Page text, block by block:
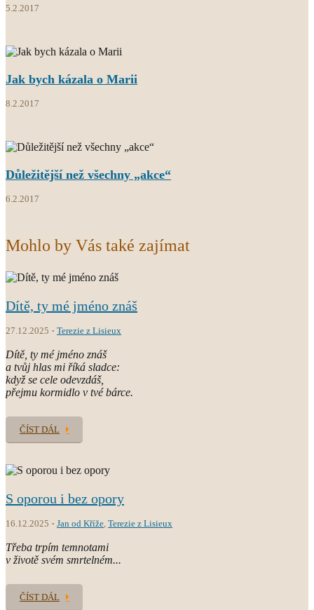
5.2.2017
Jak bych kázala o Marii
8.2.2017
Důležitější než všechny „akce“
6.2.2017
Mohlo by Vás také zajímat
Dítě, ty mé jméno znáš
27.12.2025 Terezie z Lisieux
Dítě, ty mé jméno znáš
a tvůj hlas mi říká sladce:
když se cele odevzdáš,
přejmu kormidlo v tvé bárce.
ČÍST DÁL
S oporou i bez opory
16.12.2025 Jan od Kříže Terezie z Lisieux
Třeba trpím temnotami
v životě svém smrtelném...
ČÍST DÁL